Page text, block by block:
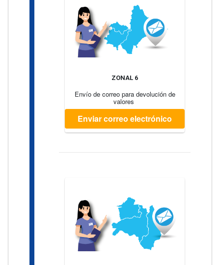
ZONAL 6
Envío de correo para devolución de
valores
Enviar correo electrónico